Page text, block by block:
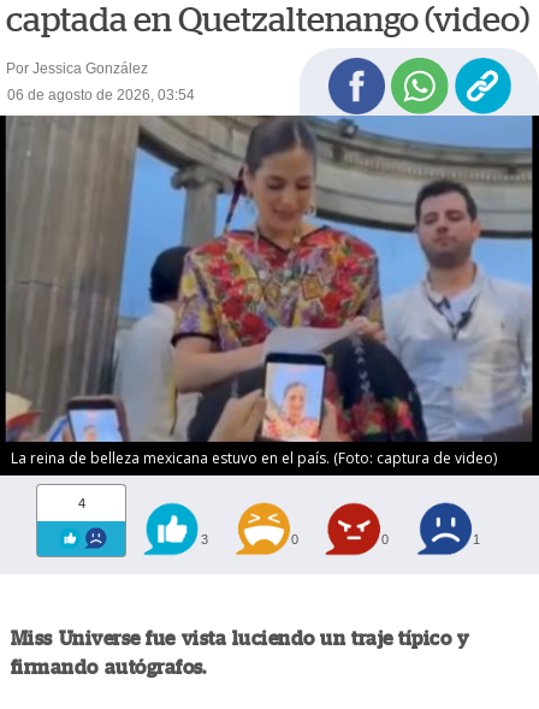
captada en Quetzaltenango (video)
Por Jessica González
06 de agosto de 2026, 03:54
La reina de belleza mexicana estuvo en el país. (Foto: captura de video)
4
3 0 0 1
Miss Universe fue vista luciendo un traje típico y
firmando autógrafos.